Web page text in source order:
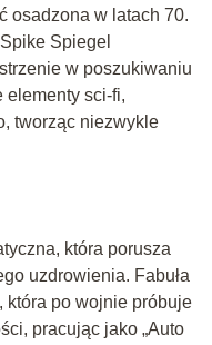
osadzona w latach 70.
Spiegel
w poszukiwaniu
elementy sci-fi,
tworząc niezwykle
która porusza
uzdrowienia. Fabuła
która po wojnie próbuje
pracując jako „Auto